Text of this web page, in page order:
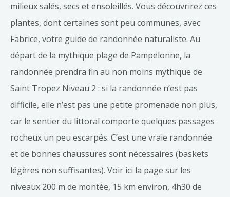
milieux salés, secs et ensoleillés. Vous découvrirez ces
plantes, dont certaines sont peu communes, avec
Fabrice, votre guide de randonnée naturaliste. Au
départ de la mythique plage de Pampelonne, la
randonnée prendra fin au non moins mythique de
Saint Tropez Niveau 2 : si la randonnée n’est pas
difficile, elle n’est pas une petite promenade non plus,
car le sentier du littoral comporte quelques passages
rocheux un peu escarpés. C’est une vraie randonnée
et de bonnes chaussures sont nécessaires (baskets
légères non suffisantes). Voir ici la page sur les
niveaux 200 m de montée, 15 km environ, 4h30 de